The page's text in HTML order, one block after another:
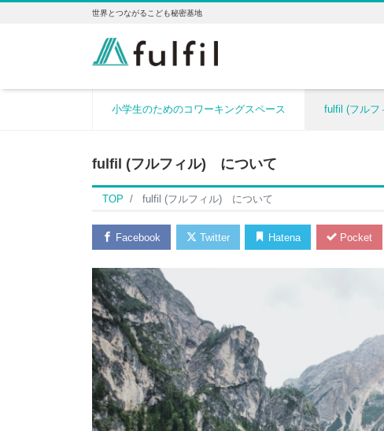
世界とつながるこども秘密基地
小学生のためのコワーキングスペース fulfil (フル
fulfil (フルフィル) について
TOP fulfil (フルフィル) について
Facebook Twitter Hatena Pocket